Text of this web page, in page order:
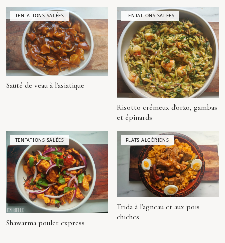
TENTATIONS SALÉES
Sauté de veau à l'asiatique
TENTATIONS SALÉES
Risotto crémeux d'orzo, gambas
et épinards
TENTATIONS SALÉES
Shawarma poulet express
PLATS ALGÉRIENS
Trida à l'agneau et aux pois
chiches